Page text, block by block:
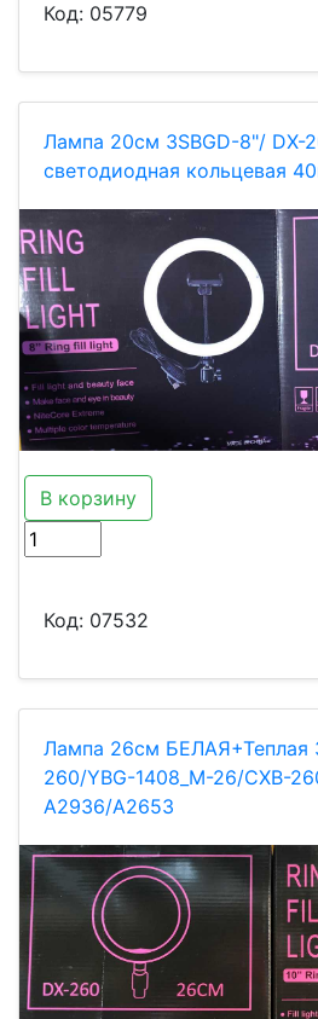
Код: 05779
Лампа 20см 3SBGD-8"/ DX-
светодиодная кольцевая
В корзину
Код: 07532
Лампа 26см БЕЛАЯ+Теплая
260/YBG-1408_M-26/CXB-
A2936/A2653